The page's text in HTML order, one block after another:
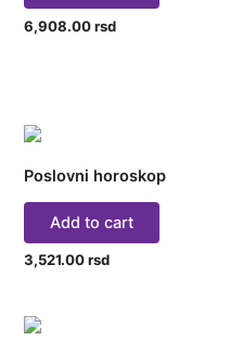
6,908.00rsd
Poslovni horoskop
Add to cart
3,521.00rsd